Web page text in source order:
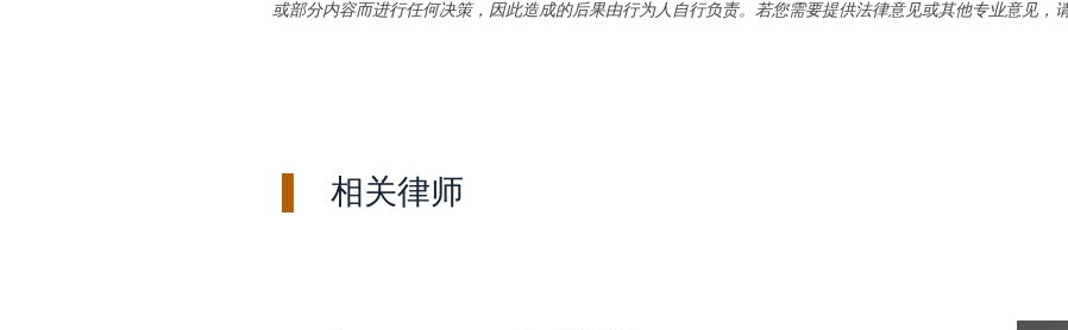
或部分内容而进行任何决策，因此造成的后果由行为人自行负责。若您需要提供法律意见或其他专业意见，
相关律师